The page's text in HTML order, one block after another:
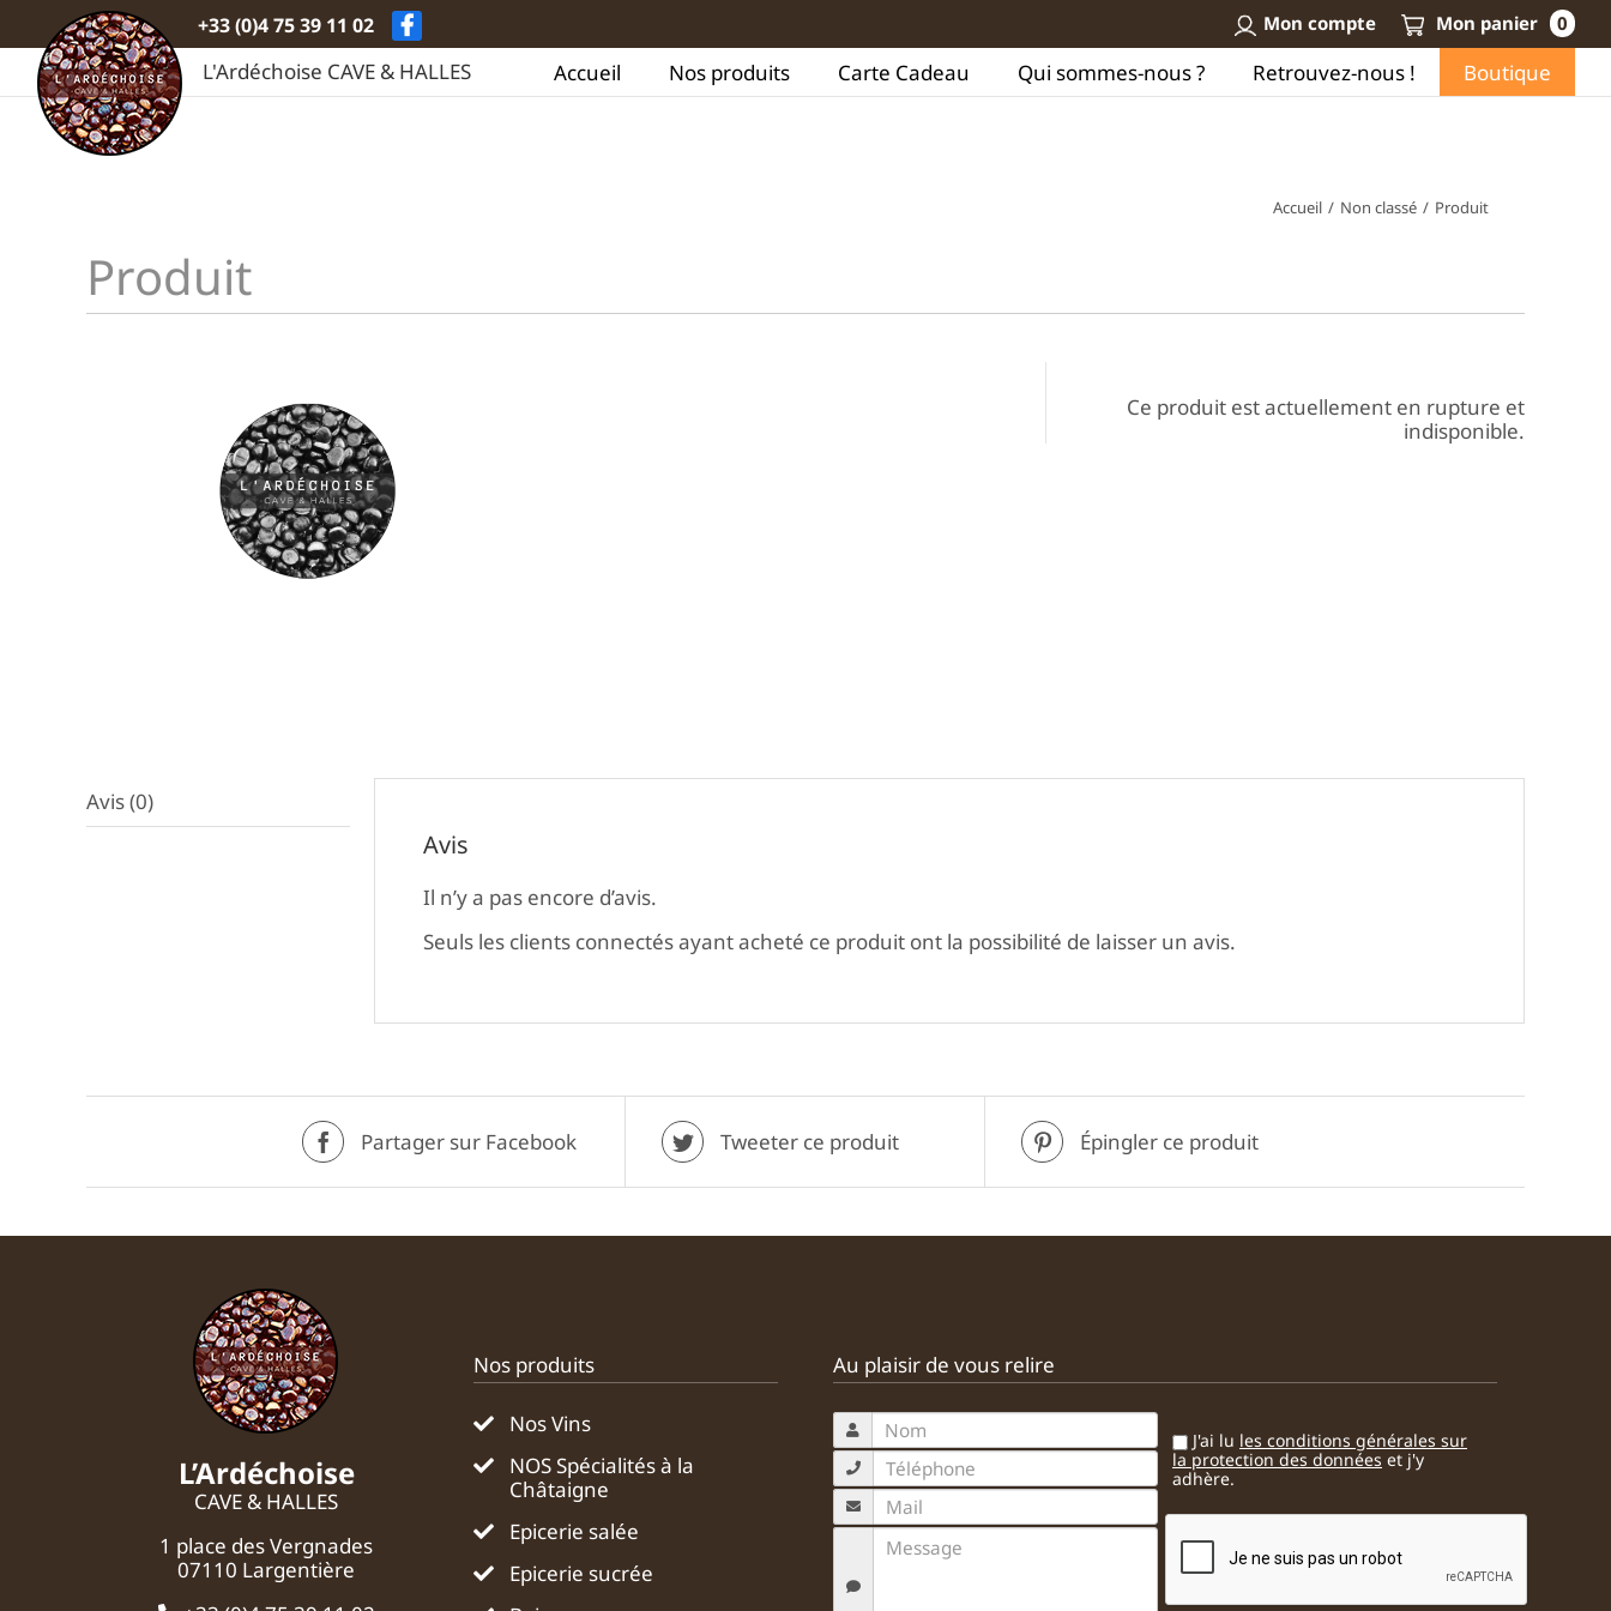
+33 (0)4 75 39 11 02 Mon compte Mon panier 0
contenu
L'Ardéchoise CAVE & HALLES Accueil Nos produits Carte Cadeau Qui sommes-nous ? Retrouvez-nous ! Boutique
Accueil / Non classé / Produit
Produit
Ce produit est actuellement en rupture et
indisponible.
Avis (0)
Avis
Il n’y a pas encore d’avis.
Seuls les clients connectés ayant acheté ce produit ont la possibilité de laisser un avis.
Partager sur Facebook Tweeter ce produit Épingler ce produit
L’Ardéchoise
CAVE & HALLES
1 place des Vergnades
07110 Largentière
Nos produits
Nos Vins
NOS Spécialités à la
Châtaigne
Epicerie salée
Epicerie sucrée
Au plaisir de vous relire
J'ai lu les conditions générales sur
la protection des données et j'y
adhère.